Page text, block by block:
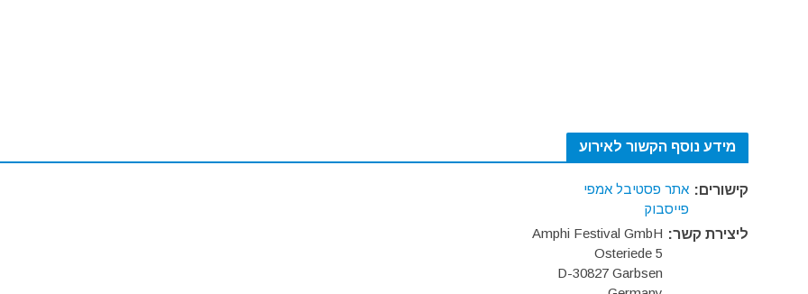
מידע נוסף הקשור לאירוע
קישורים: אתר פסטיבל אמפי
פייסבוק
ליצירת קשר: Amphi Festival GmbH
Osteriede 5
D-30827 Garbsen